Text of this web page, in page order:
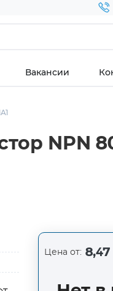
Вакансии
NPN
Цена от: